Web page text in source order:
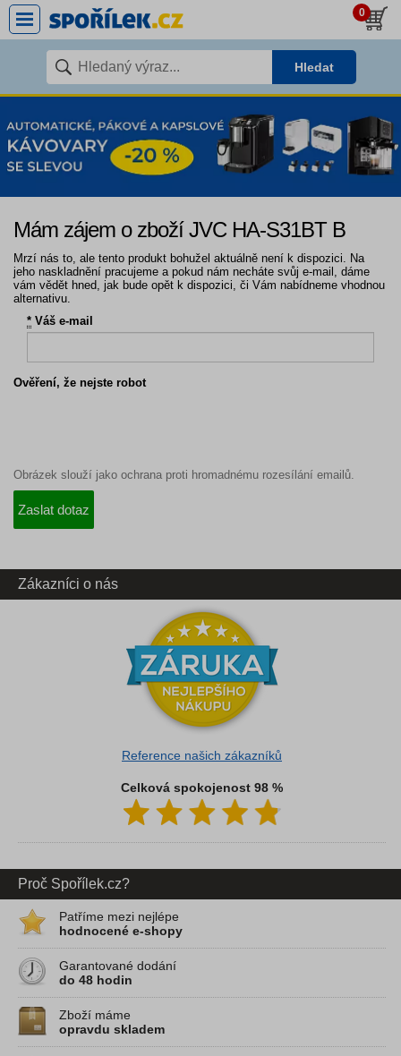
0
Hledat
Mám zájem o zboží JVC HA-S31BT B
Mrzí nás to, ale tento produkt bohužel aktuálně není k dispozici. Na
jeho naskladnění pracujeme a pokud nám necháte svůj e-mail, dáme
vám vědět hned, jak bude opět k dispozici, či Vám nabídneme vhodnou
alternativu.
* Váš e-mail
Ověření, že nejste robot
Obrázek slouží jako ochrana proti hromadnému rozesílání emailů.
Zákazníci o nás
Reference našich zákazníků
Celková spokojenost 98 %
Proč Spořílek.cz?
Patříme mezi nejlépe
hodnocené e-shopy
Garantované dodání
do 48 hodin
Zboží máme
opravdu skladem